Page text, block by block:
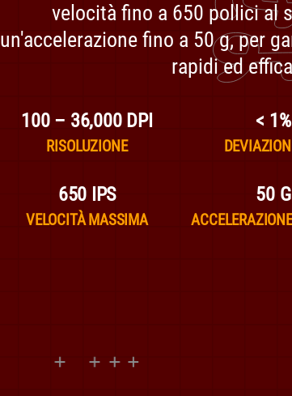
velocità fino a 650 pollici al
un'accelerazione fino a 50 g, per
rapidi ed
100 – 36,000 DPI
RISOLUZIONE
< 1%
650 IPS
VELOCITÀ MASSIMA
50 G